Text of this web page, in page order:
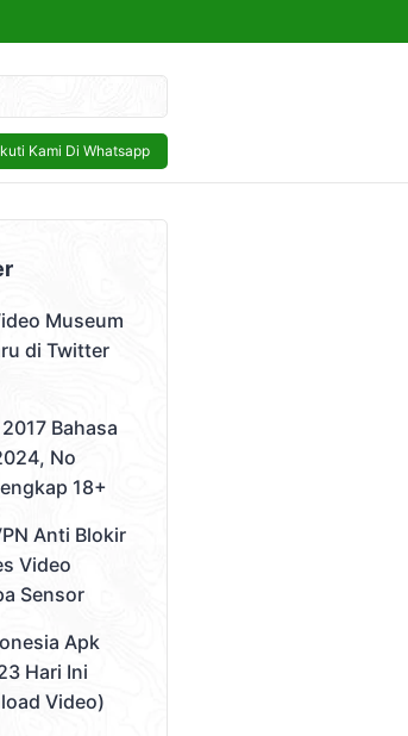
Kami Di Whatsapp
Kerja Tech and Gadget
Museum
di Twitter
Bahasa
No
18+
Anti Blokir
Video
Sensor
Apk
Hari Ini
Video)